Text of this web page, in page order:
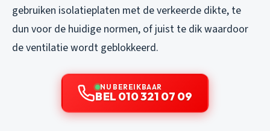
gebruiken isolatieplaten met de verkeerde dikte, te
dun voor de huidige normen, of juist te dik waardoor
de ventilatie wordt geblokkeerd.
NU BEREIKBAAR
BEL 010 321 07 09